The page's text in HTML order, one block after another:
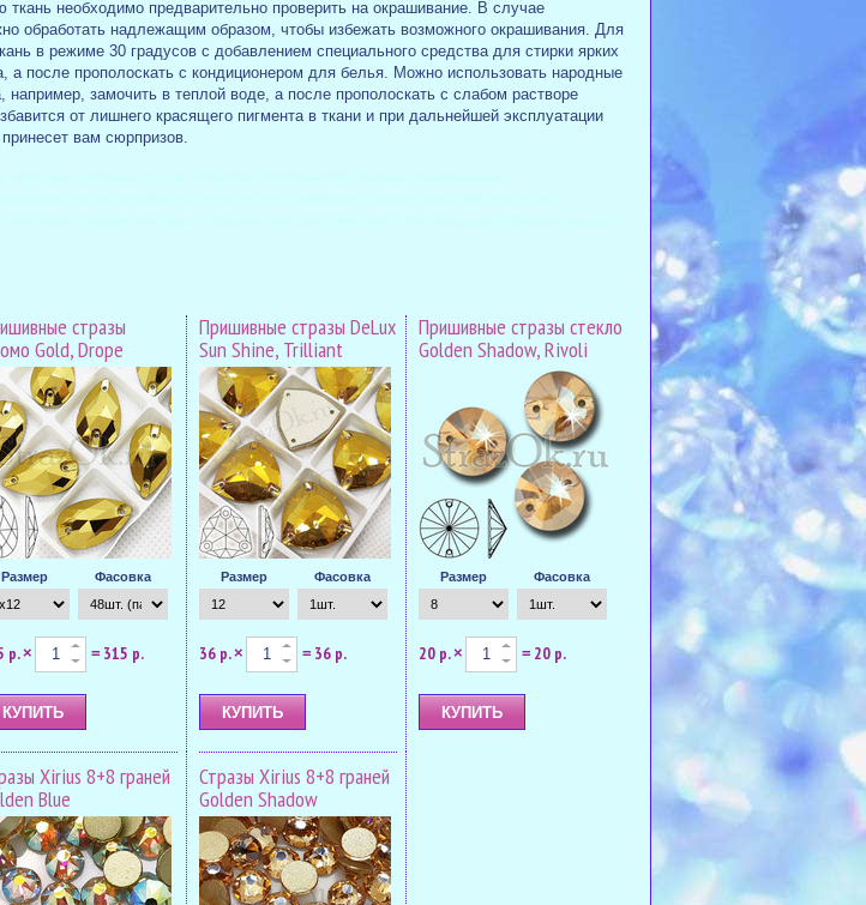
необходимо предварительно проверить на окрашивание. В случае
обработать надлежащим образом, чтобы избежать возможного окрашивания. Для
в режиме 30 градусов с добавлением специального средства для стирки ярких
а после прополоскать с кондиционером для белья. Можно использовать народные
например, замочить в теплой воде, а после прополоскать с слабом растворе
от лишнего красящего пигмента в ткани и при дальнейшей эксплуатации
принесет вам сюрпризов.
стразы
Gold, Drope
Размер Фасовка
р.× = 315 р.
Пришивные стразы DeLux
Sun Shine, Trilliant
Размер Фасовка
36 р.× = 36 р.
Пришивные стразы стекло
Golden Shadow, Rivoli
Размер Фасовка
20 р.× = 20 р.
Xirius 8+8 граней
Blue
Стразы Xirius 8+8 граней
Golden Shadow